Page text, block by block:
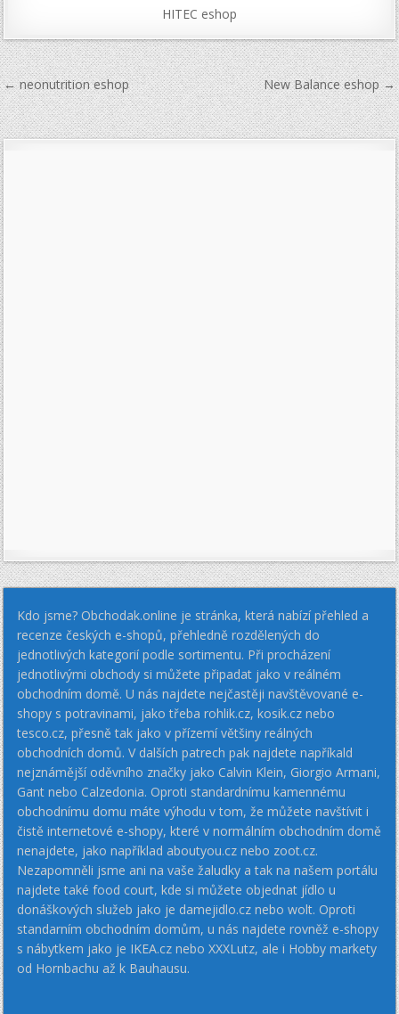
HITEC eshop
Navigace
pro
příspěvek
← neonutrition eshop New Balance eshop →
Kdo jsme? Obchodak.online je stránka, která nabízí přehled a
recenze českých e-shopů, přehledně rozdělených do
jednotlivých kategorií podle sortimentu. Při procházení
jednotlivými obchody si můžete připadat jako v reálném
obchodním domě. U nás najdete nejčastěji navštěvované e-
shopy s potravinami, jako třeba rohlik.cz, kosik.cz nebo
tesco.cz, přesně tak jako v přízemí většiny reálných
obchodních domů. V dalších patrech pak najdete napříkald
nejznámější oděvního značky jako Calvin Klein, Giorgio Armani,
Gant nebo Calzedonia. Oproti standardnímu kamennému
obchodnímu domu máte výhodu v tom, že můžete navštívit i
čistě internetové e-shopy, které v normálním obchodním domě
nenajdete, jako například aboutyou.cz nebo zoot.cz.
Nezapomněli jsme ani na vaše žaludky a tak na našem portálu
najdete také food court, kde si můžete objednat jídlo u
donáškových služeb jako je damejidlo.cz nebo wolt. Oproti
standarním obchodním domům, u nás najdete rovněž e-shopy
s nábytkem jako je IKEA.cz nebo XXXLutz, ale i Hobby markety
od Hornbachu až k Bauhausu.